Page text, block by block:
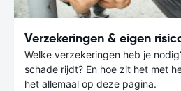
Verzekeringen & eigen
Welke verzekeringen heb je
schade rijdt? En hoe zit het met
het allemaal op deze pagina.